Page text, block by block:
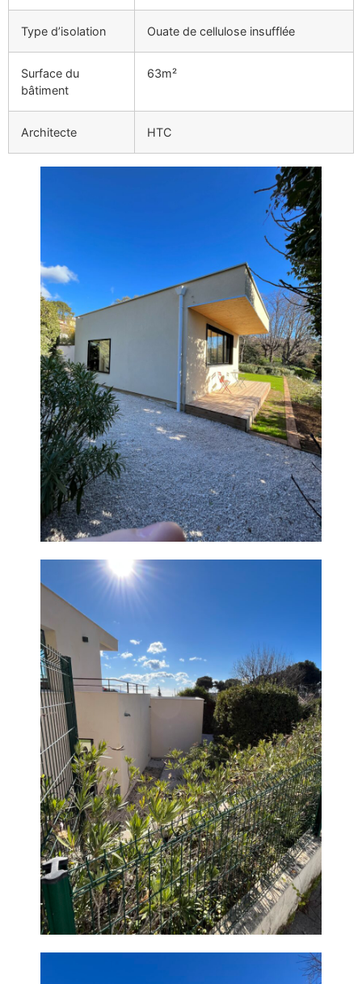
Type d’isolation Ouate de cellulose insufflée
Surface du
bâtiment
63m²
Architecte HTC